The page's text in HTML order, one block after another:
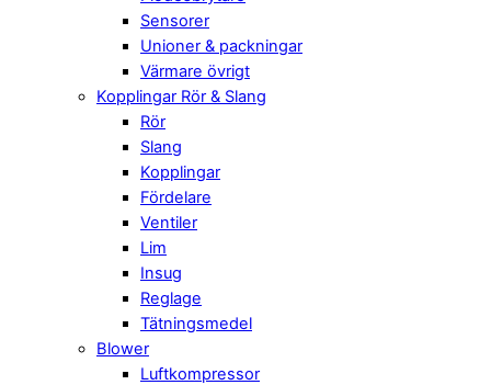
Sensorer
Unioner & packningar
Värmare övrigt
Kopplingar Rör & Slang
Rör
Slang
Kopplingar
Fördelare
Ventiler
Lim
Insug
Reglage
Tätningsmedel
Blower
Luftkompressor